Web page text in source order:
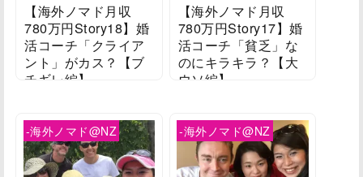
【海外ノマド月収
780万円Story18】婚
活コーチ「クライア
ント」がカス？【ブ
チギレ編】
【海外ノマド月収
780万円Story17】婚
活コーチ「貧乏」な
のにキラキラ？【大
ウソ編】
-海外ノマド@NZ -海外ノマド@NZ